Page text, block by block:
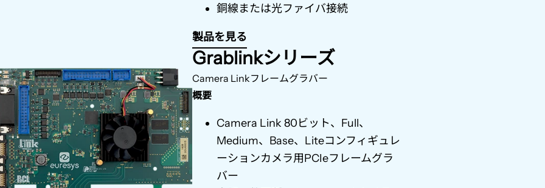
銅線または光ファイバ接続
製品を見る
Grablinkシリーズ
Camera Linkフレームグラバー
概要
Camera Link 80ビット、 Full、
Medium、 Base、 Liteコンフィギュレ
ーションカメラ用PCIeフレームグラ
バー